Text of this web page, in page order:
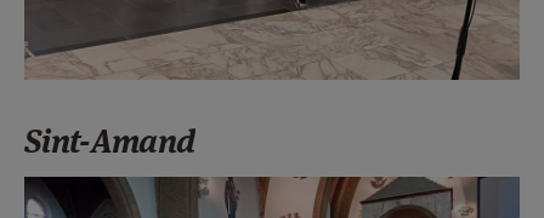
Sint-Amand
F1213o40.jpeg